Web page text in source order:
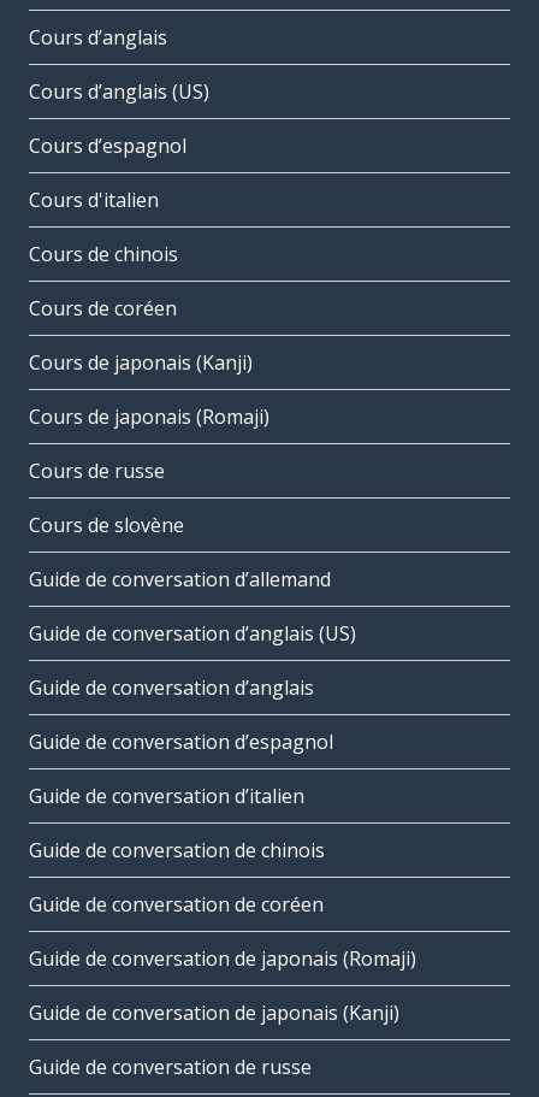
Cours d’anglais
Cours d’anglais (US)
Cours d’espagnol
Cours d'italien
Cours de chinois
Cours de coréen
Cours de japonais (Kanji)
Cours de japonais (Romaji)
Cours de russe
Cours de slovène
Guide de conversation d’allemand
Guide de conversation d’anglais (US)
Guide de conversation d’anglais
Guide de conversation d’espagnol
Guide de conversation d’italien
Guide de conversation de chinois
Guide de conversation de coréen
Guide de conversation de japonais (Romaji)
Guide de conversation de japonais (Kanji)
Guide de conversation de russe